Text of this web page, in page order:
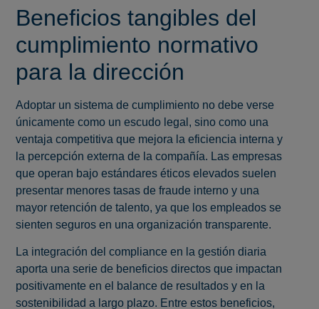
Beneficios tangibles del
cumplimiento normativo
para la dirección
Adoptar un sistema de cumplimiento no debe verse
únicamente como un escudo legal, sino como una
ventaja competitiva que mejora la eficiencia interna y
la percepción externa de la compañía. Las empresas
que operan bajo estándares éticos elevados suelen
presentar menores tasas de fraude interno y una
mayor retención de talento, ya que los empleados se
sienten seguros en una organización transparente.
La integración del compliance en la gestión diaria
aporta una serie de beneficios directos que impactan
positivamente en el balance de resultados y en la
sostenibilidad a largo plazo. Entre estos beneficios,